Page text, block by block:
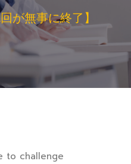
が無事に終了】
to challenge